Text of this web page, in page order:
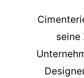
seine